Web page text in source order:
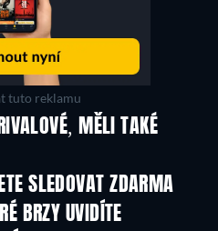
tuto reklamu
MĚLI TAKÉ
SLEDOVAT ZDARMA
TV
BRZY UVIDÍTE
TV